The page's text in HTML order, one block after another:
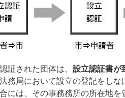
証された団体は、 設立認証書が
務局において設立の登記をし
には、その事務務所の所在地を